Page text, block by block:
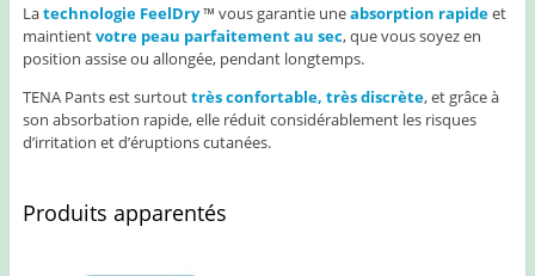
Latechnologie FeelDry™ vous garantie uneabsorption rapideet
maintientvotre peau parfaitement au sec, que vous soyez en
position assise ou allongée, pendant longtemps.
TENA Pants est surtouttrès confortable, très discrète, et grâce à
son absorbation rapide, elle réduit considérablement les risques
d’irritation et d’éruptions cutanées.
Produits apparentés